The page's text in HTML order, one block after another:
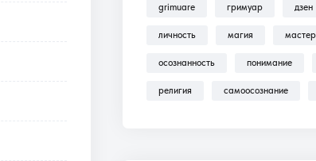
grimuare гримуар дзен
личность магия мастер
осознанность понимание
религия самоосознание